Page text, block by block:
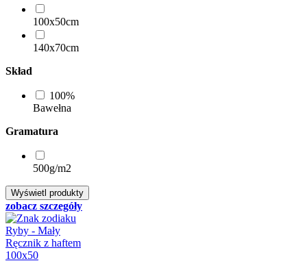
100x50cm
140x70cm
Skład
100%
Bawełna
Gramatura
500g/m2
zobacz szczegóły